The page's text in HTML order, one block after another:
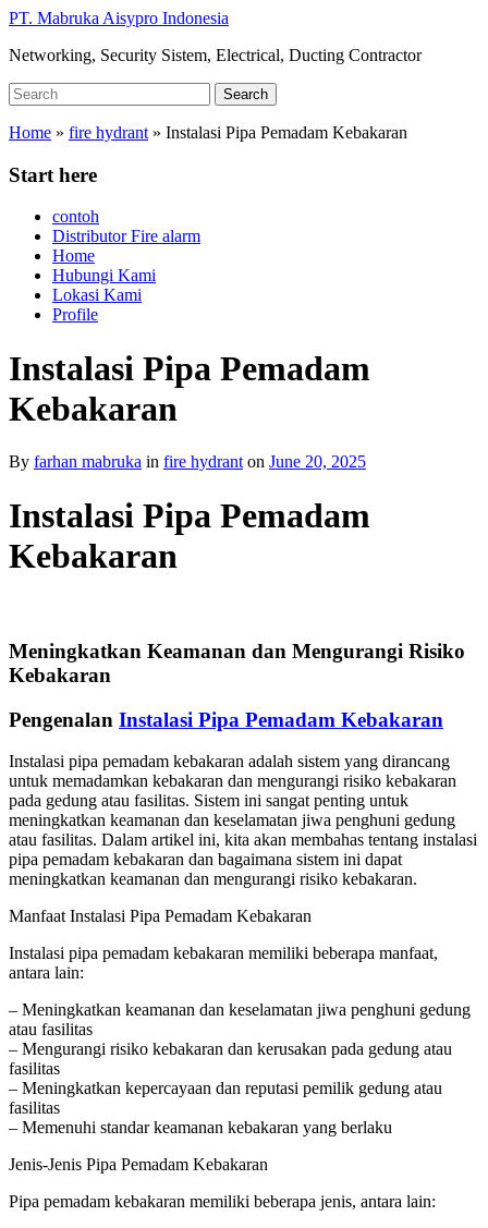
Skip
main
PT. Mabruka Aisypro Indonesia
Networking, Security Sistem, Electrical, Ducting Contractor
Search
for:
Search
Home » fire hydrant » Instalasi Pipa Pemadam Kebakaran
Start here
contoh
Distributor Fire alarm
Home
Hubungi Kami
Lokasi Kami
Profile
Instalasi Pipa Pemadam
Kebakaran
By farhan mabruka in fire hydrant on June 20, 2025
Instalasi Pipa Pemadam
Kebakaran
Meningkatkan Keamanan dan Mengurangi Risiko
Kebakaran
Pengenalan Instalasi Pipa Pemadam Kebakaran
Instalasi pipa pemadam kebakaran adalah sistem yang dirancang
untuk memadamkan kebakaran dan mengurangi risiko kebakaran
pada gedung atau fasilitas. Sistem ini sangat penting untuk
meningkatkan keamanan dan keselamatan jiwa penghuni gedung
atau fasilitas. Dalam artikel ini, kita akan membahas tentang instalasi
pipa pemadam kebakaran dan bagaimana sistem ini dapat
meningkatkan keamanan dan mengurangi risiko kebakaran.
Manfaat Instalasi Pipa Pemadam Kebakaran
Instalasi pipa pemadam kebakaran memiliki beberapa manfaat,
antara lain:
– Meningkatkan keamanan dan keselamatan jiwa penghuni gedung
atau fasilitas
– Mengurangi risiko kebakaran dan kerusakan pada gedung atau
fasilitas
– Meningkatkan kepercayaan dan reputasi pemilik gedung atau
fasilitas
– Memenuhi standar keamanan kebakaran yang berlaku
Jenis-Jenis Pipa Pemadam Kebakaran
Pipa pemadam kebakaran memiliki beberapa jenis, antara lain: